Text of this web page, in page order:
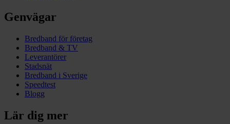
Genvägar
Bredband för företag
Bredband & TV
Leverantörer
Stadsnät
Bredband i Sverige
Speedtest
Blogg
Lär dig mer